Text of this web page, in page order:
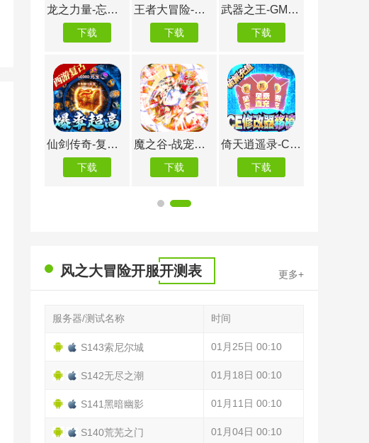
龙之力量-忘忧攻速版
下载
王者大冒险-送千元真充
下载
武器之王-GM科技直充
下载
仙剑传奇-复古西游
下载
魔之谷-战宠切割版
下载
倚天逍遥录-CE修改免充
下载
风之大冒险开服开测表 更多+
服务器/测试名称 时间
S143索尼尔城 01月25日 00:10
S142无尽之潮 01月18日 00:10
S141黑暗幽影 01月11日 00:10
S140荒芜之门 01月04日 00:10